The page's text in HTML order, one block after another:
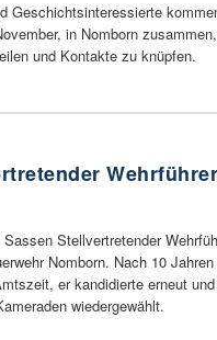
Geschichtsinteressierte
in Nomborn zusammen,
und Kontakte zu knüpfen.
Stellvertretender
Nomborn. Nach 10 Jahren
er kandidierte erneut und
wiedergewählt.